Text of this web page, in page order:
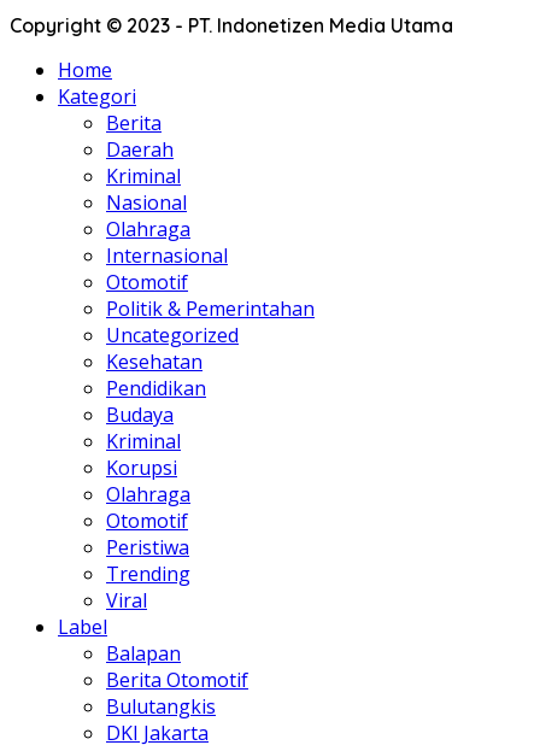
Copyright © 2023 - PT. Indonetizen Media Utama
Home
Kategori
Berita
Daerah
Kriminal
Nasional
Olahraga
Internasional
Otomotif
Politik & Pemerintahan
Uncategorized
Kesehatan
Pendidikan
Budaya
Kriminal
Korupsi
Olahraga
Otomotif
Peristiwa
Trending
Viral
Label
Balapan
Berita Otomotif
Bulutangkis
DKI Jakarta